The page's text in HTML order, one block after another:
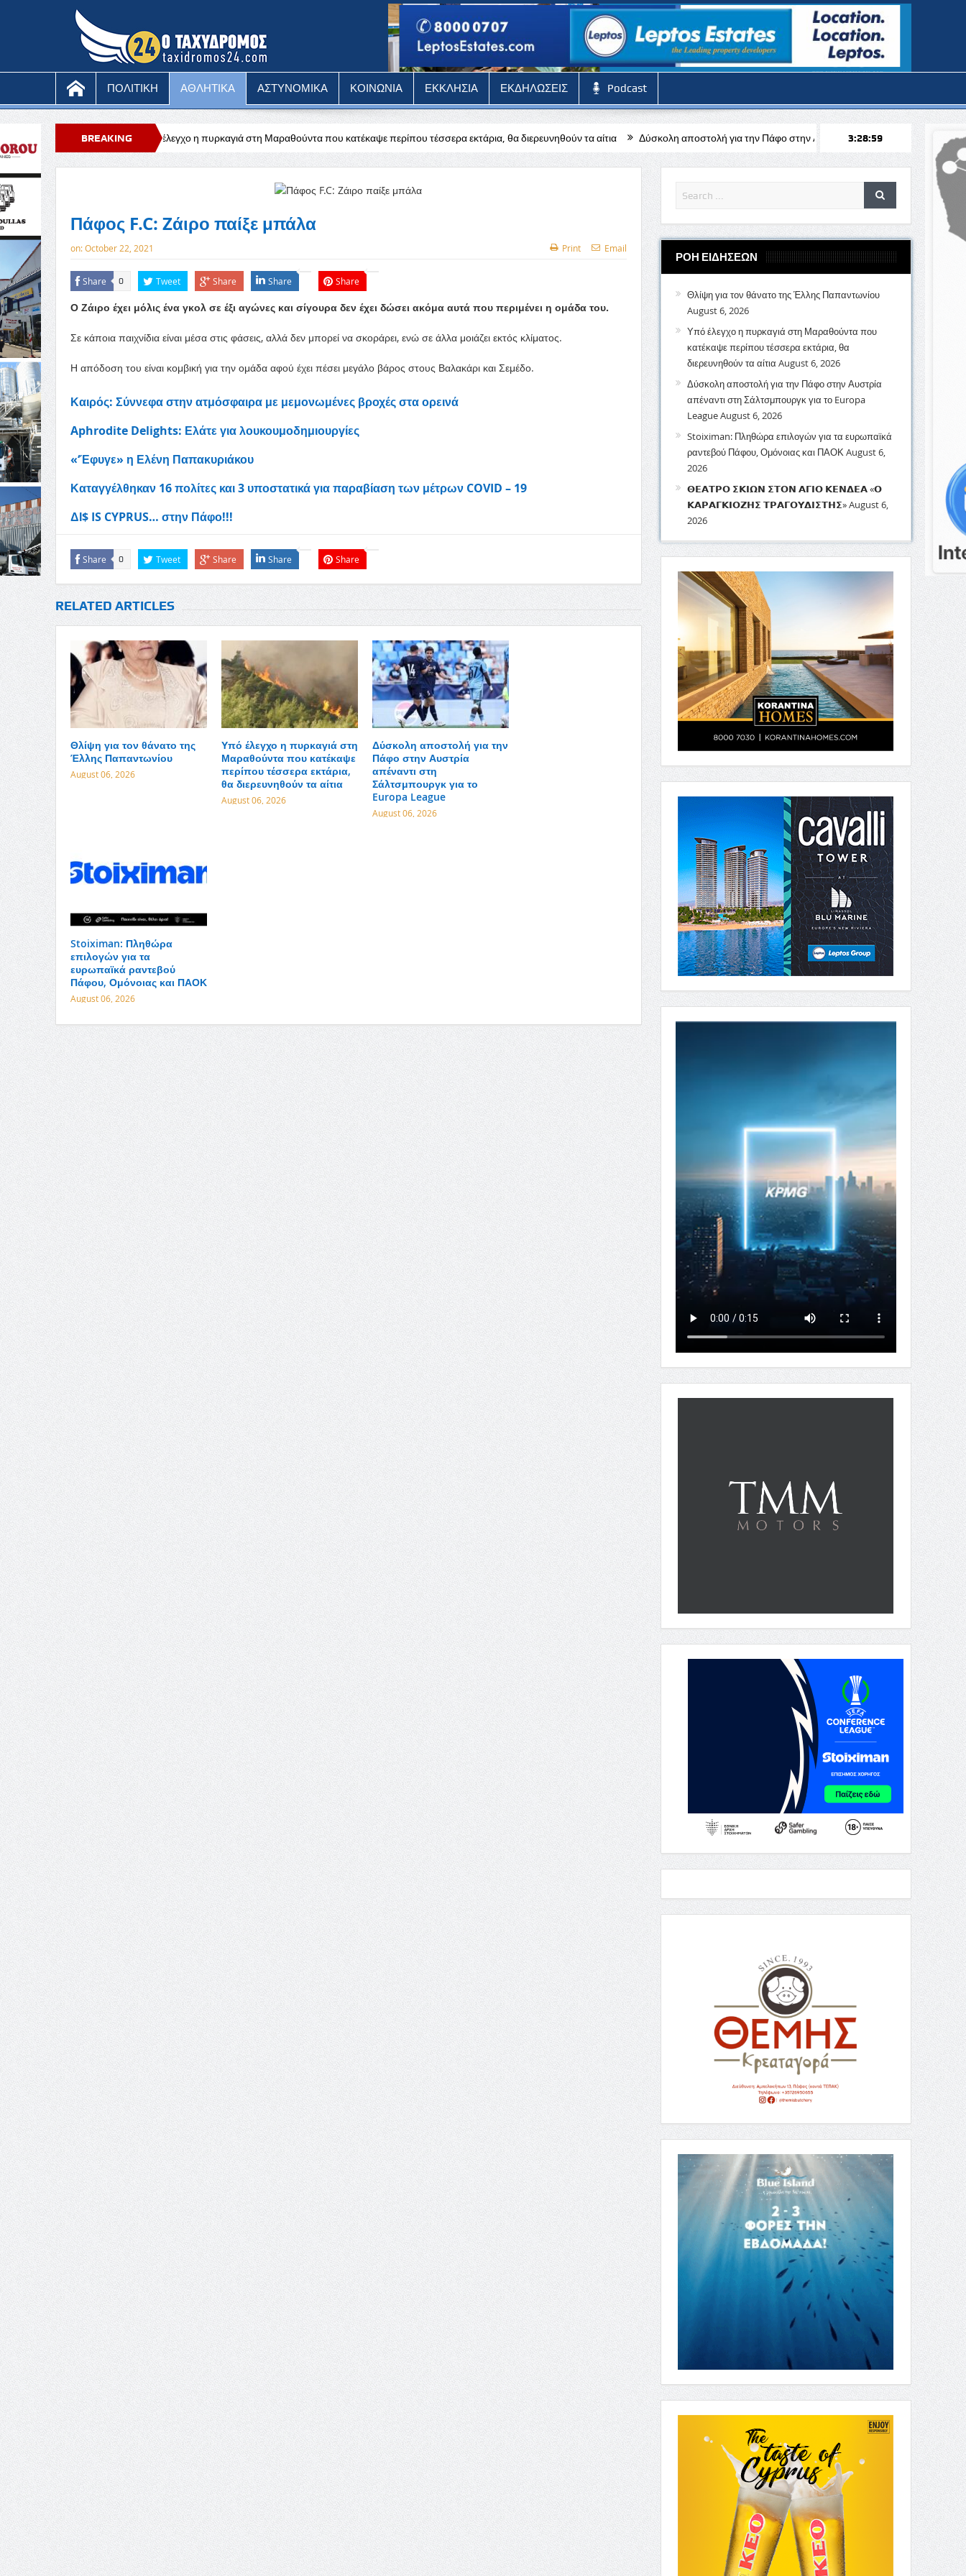
ΠΟΛΙΤΙΚΗ ΑΘΛΗΤΙΚΑ ΑΣΤΥΝΟΜΙΚΑ ΚΟΙΝΩΝΙΑ ΕΚΚΛΗΣΙΑ ΕΚΔΗΛΩΣΕΙΣ Podcast
BREAKING
NEWS
Υπό έλεγχο η πυρκαγιά στη Μαραθούντα που κατέκαψε περίπου τέσσερα εκτάρια, θα διερευνηθούν τα αίτια Δύσκολη αποστολή για την Πάφο στην Αυστρία απέναντι στη Σάλτσμπουργκ για το Europa
3:29:00
Πάφος F.C: Zάιρο παίξε μπάλα
on:October 22, 2021 Print Email
Share 0 Tweet Share Share Share
Ο Ζάιρο έχει μόλις ένα γκολ σε έξι αγώνες και σίγουρα δεν έχει δώσει ακόμα αυτά που περιμένει η ομάδα του.
Σε κάποια παιχνίδια είναι μέσα στις φάσεις, αλλά δεν μπορεί να σκοράρει, ενώ σε άλλα μοιάζει εκτός κλίματος.
Η απόδοση του είναι κομβική για την ομάδα αφού έχει πέσει μεγάλο βάρος στους Βαλακάρι και Σεμέδο.
Καιρός: Σύννεφα στην ατμόσφαιρα με μεμονωμένες βροχές στα ορεινά
Aphrodite Delights: Ελάτε για λουκουμοδημιουργίες
«‘Έφυγε» η Ελένη Παπακυριάκου
Καταγγέλθηκαν 16 πολίτες και 3 υποστατικά για παραβίαση των μέτρων COVID – 19
ΔΙ$ IS CYPRUS… στην Πάφο!!!
Share 0 Tweet Share Share Share
RELATED ARTICLES
Θλίψη για τον θάνατο της
Έλλης Παπαντωνίου
August 06, 2026
Υπό έλεγχο η πυρκαγιά στη
Μαραθούντα που κατέκαψε
περίπου τέσσερα εκτάρια,
θα διερευνηθούν τα αίτια
August 06, 2026
Δύσκολη αποστολή για την
Πάφο στην Αυστρία
απέναντι στη
Σάλτσμπουργκ για το
Europa League
August 06, 2026
Stoiximan: Πληθώρα
επιλογών για τα
ευρωπαϊκά ραντεβού
Πάφου, Ομόνοιας και ΠΑΟΚ
August 06, 2026
ΡΟΗ ΕΙΔΗΣΕΩΝ
Θλίψη για τον θάνατο της Έλλης Παπαντωνίου
August 6, 2026
Υπό έλεγχο η πυρκαγιά στη Μαραθούντα που
κατέκαψε περίπου τέσσερα εκτάρια, θα
διερευνηθούν τα αίτια August 6, 2026
Δύσκολη αποστολή για την Πάφο στην Αυστρία
απέναντι στη Σάλτσμπουργκ για το Europa
LeagueAugust 6, 2026
Stoiximan: Πληθώρα επιλογών για τα ευρωπαϊκά
ραντεβού Πάφου, Ομόνοιας και ΠΑΟΚAugust 6,
2026
𝝝𝝚𝝖𝝩𝝦𝝤 𝝨𝝟𝝞𝝮𝝢 𝝨𝝩𝝤𝝢 𝝖𝝘𝝞𝝤 𝝟𝝚𝝢𝝙𝝚𝝖 «𝝤
𝝟𝝖𝝦𝝖𝝘𝝟𝝞𝝤𝝛𝝜𝝨 𝝩𝝦𝝖𝝘𝝤𝝪𝝙𝝞𝝨𝝩𝝜𝝨»August 6,
2026